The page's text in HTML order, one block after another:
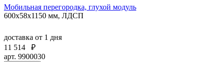
Мобильная перегородка, глухой модуль
600х58х1150 мм, ЛДСП
доставка от 1 дня
11 514
₽
арт. 9900030